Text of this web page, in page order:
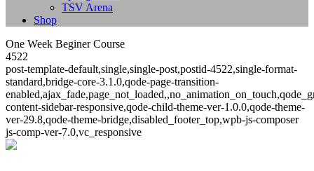
TSV Arena
Shop
One Week Beginer Course
4522
post-template-default,single,single-post,postid-4522,single-format-
standard,bridge-core-3.1.0,qode-page-transition-
content-sidebar-responsive,qode-child-theme-ver-1.0.0,qode-theme-
ver-29.8,qode-theme-bridge,disabled_footer_top,wpb-js-composer
js-comp-ver-7.0,vc_responsive